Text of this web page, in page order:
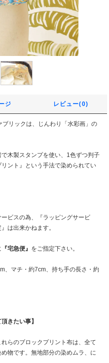
ジ レビュー(0)
ブリックは、じんわり「水彩画」の
木製スタンプを使い、1色ずつ判子
ント』という手法で染められてい
ビスの為、『ラッピングサービ
は出来かねます。
『宅急便』 をご指定下さい。
、マチ・約7cm、持ち手の長さ・約
きたい事】
らのブロックプリント布は、全て
物です。無地部分の染めムラ、に